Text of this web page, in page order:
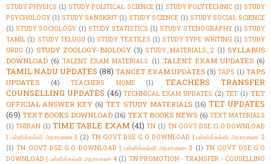
STUDY PHYSICS (1) STUDY POLITICAL SCIENCE (1) STUDY POLYTECHNIC (1) STUDY
PSYCHOLOGY (1) STUDY SANSKRIT (1) STUDY SCIENCE (1) STUDY SOCIAL SCIENCE
(1) STUDY SOCIOLOGY (1) STUDY STATISTICS (1) STUDY STENOGRAPHY (1) STUDY
TAMIL (1) STUDY TELUGU (1) STUDY TEXTILES (1) STUDY TYPE WRITING (1) STUDY
URDU (1) STUDY ZOOLOGY-BIOLOGY (3) STUDY_MATERIALS_2 (1) SYLLABUS
DOWNLOAD (6) TALENT EXAM MATERIALS (1) TALENT EXAM UPDATES (6)
TAMIL NADU UPDATES (88) TANCET EXAM UPDATES (3) TAPS (1) TAPS
UPDATES
(4) TEACHERS HOME (1)
TEACHERS TRANSFER
COUNSELLING UPDATES (46) TECHNICAL EXAM UPDATES (2) TET (1) TET
OFFICIAL ANSWER KEY (6) TET STUDY MATERIALS (16) TET UPDATES
(69) TEXT BOOKS DOWNLOAD (16) TEXT BOOKS NEWS (6) TEXT MATERIALS
(1) THIRAN (1) TIME TABLE EXAM (41) TN (1) TN GOVT DSE G.O DOWNLOAD
| பள்ளிக்கல்வி அரசாணை 1 (2) TN GOVT DSE G.O DOWNLOAD | பள்ளிக்கல்வி அரசாணை 2
(1) TN GOVT DSE G.O DOWNLOAD | பள்ளிக்கல்வி அரசாணை 3 (1) TN GOVT DSE G.O
DOWNLOAD | பள்ளிக்கல்வி அரசாணை 4 (1) TN PROMOTION - TRANSFER - COUSELLING